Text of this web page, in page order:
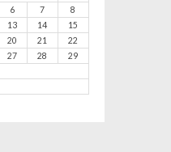
6 7
8
13 14
15
20 21
22
27 28
29